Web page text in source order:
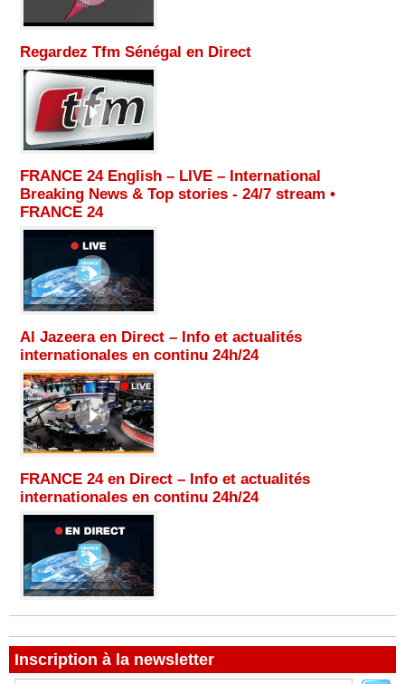
Regardez Tfm Sénégal en Direct
FRANCE 24 English – LIVE – International
Breaking News & Top stories - 24/7 stream •
FRANCE 24
Al Jazeera en Direct – Info et actualités
internationales en continu 24h/24
FRANCE 24 en Direct – Info et actualités
internationales en continu 24h/24
Inscription à la newsletter